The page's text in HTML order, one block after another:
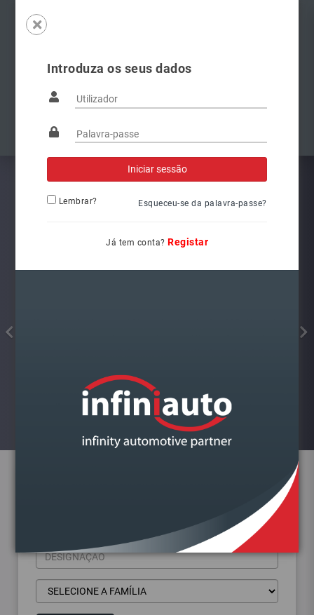
Introduza os seus dados
Lembrar? Esqueceu-se da palavra-passe?
Já tem conta? Registar
Famílias
Visualizar